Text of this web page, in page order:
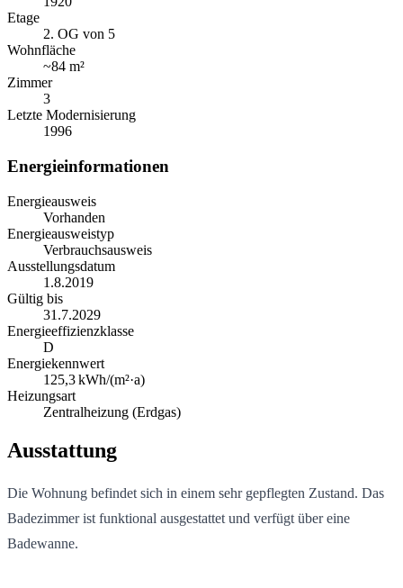
Etage
2. OG von 5
Wohnfläche
~84 m²
Zimmer
3
Letzte Modernisierung
1996
Energieinformationen
Energieausweis
Vorhanden
Energieausweistyp
Verbrauchsausweis
Ausstellungsdatum
1.8.2019
Gültig bis
31.7.2029
Energieeffizienzklasse
D
Energiekennwert
125,3kWh/(m²·a)
Heizungsart
Zentralheizung (Erdgas)
Ausstattung
Die Wohnung befindet sich in einem sehr gepflegten Zustand. Das
Badezimmer ist funktional ausgestattet und verfügt über eine
Badewanne.